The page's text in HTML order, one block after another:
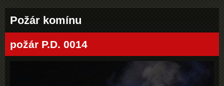
Požár komínu
požár P.D. 0014